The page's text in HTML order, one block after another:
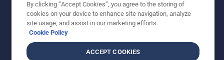
By clicking “Accept Cookies”, you agree to the storing of
cookies on your device to enhance site navigation, analyze
site usage, and assist in our marketing efforts.
Cookie Policy
ACCEPT COOKIES